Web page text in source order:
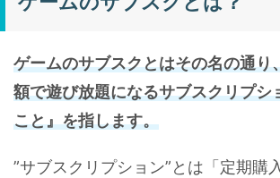
ゲームのサブスクとはその名の通り
額で遊び放題になるサブスクリプシ
こと』を指します。
”サブスクリプション”とは「定期購